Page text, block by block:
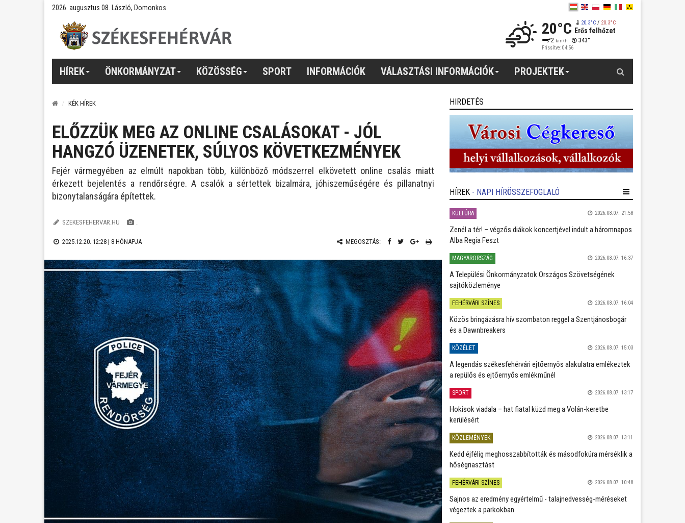
2026. augusztus 08. László, Domonkos
20°C 20.3°C/ 20.3°C
Erős felhőzet
2 km/h 343°
Frissítve: 04:56
HÍREK ÖNKORMÁNYZAT KÖZÖSSÉG SPORT INFORMÁCIÓK VÁLASZTÁSI INFORMÁCIÓK PROJEKTEK
KÉK HÍREK
ELŐZZÜK MEG AZ ONLINE CSALÁSOKAT - JÓL
HANGZÓ ÜZENETEK, SÚLYOS KÖVETKEZMÉNYEK
Fejér vármegyében az elmúlt napokban több, különböző módszerrel elkövetett online csalás miatt
érkezett bejelentés a rendőrségre. A csalók a sértettek bizalmára, jóhiszeműségére és pillanatnyi
bizonytalanságára építettek.
SZEKESFEHERVAR.HU .
2025.12.20. 12:28 | 8 HÓNAPJA MEGOSZTÁS:
HIRDETÉS
HÍREK - NAPI HÍRÖSSZEFOGLALÓ
KULTÚRA 2026.08.07. 21:58
Zenél a tér! – végzős diákok koncertjével indult a háromnapos
Alba Regia Feszt
MAGYARORSZÁG 2026.08.07. 16:37
A Települési Önkormányzatok Országos Szövetségének
sajtóközleménye
FEHÉRVÁRI SZÍNES 2026.08.07. 16:04
Közös bringázásra hív szombaton reggel a Szentjánosbogár
és a Dawnbreakers
KÖZÉLET 2026.08.07. 15:03
A legendás székesfehérvári ejtőernyős alakulatra emlékeztek
a repülős és ejtőernyős emlékműnél
SPORT 2026.08.07. 13:17
Hokisok viadala – hat fiatal küzd meg a Volán-keretbe
kerülésért
KÖZLEMÉNYEK 2026.08.07. 13:11
Kedd éjfélig meghosszabbították és másodfokúra mérséklik a
hőségriasztást
FEHÉRVÁRI SZÍNES 2026.08.07. 10:48
Sajnos az eredmény egyértelmű - talajnedvesség-méréseket
végeztek a parkokban